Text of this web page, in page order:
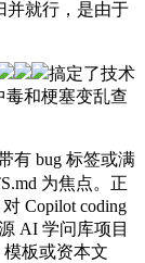
并就行，是由于
搞定了技术
毒和梗塞变乱查
有 bug 标签或满
为焦点。正
Copilot coding
AI 学问库项目
模板或资本文